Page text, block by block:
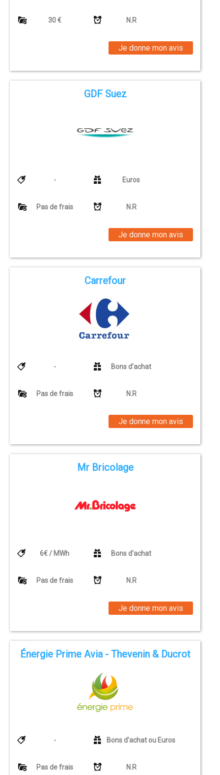
30 € N.R
Je donne mon avis
GDF Suez
- Euros
Pas de frais N.R
Je donne mon avis
Carrefour
- Bons d'achat
Pas de frais N.R
Je donne mon avis
Mr Bricolage
6€ / MWh Bons d'achat
Pas de frais N.R
Je donne mon avis
Énergie Prime Avia - Thevenin & Ducrot
- Bons d'achat ou Euros
Pas de frais N.R